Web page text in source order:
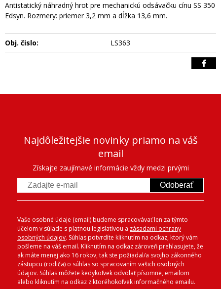
Antistatický náhradný hrot pre mechanickú odsávačku cínu SS 350
Edsyn. Rozmery: priemer 3,2 mm a dĺžka 13,6 mm.
Obj. čislo: LS363
Najdôležitejšie novinky priamo na váš
email
Získajte zaujímavé informácie vždy medzi prvými
Odoberať
Vaše osobné údaje (email) budeme spracovávať len za týmto
účelom v súlade s platnou legislatívou a zásadami ochrany
osobných údajov. Súhlas potvrdíte kliknutím na odkaz, ktorý vám
pošleme na váš email. Kliknutím na odkaz zároveň prehlasujete, že
ak máte menej ako 16 rokov, tak ste požiadal/a svojho zákonného
zástupcu (rodiča) o súhlas so spracovaním vašich osobných
údajov. Súhlas môžete kedykoľvek odvolať písomne, emailom
alebo kliknutím na odkaz z ktoréhokoľvek informačného emailu.